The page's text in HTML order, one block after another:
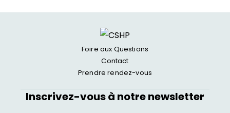
Foire aux Questions
Contact
Prendre rendez-vous
Inscrivez-vous à notre newsletter